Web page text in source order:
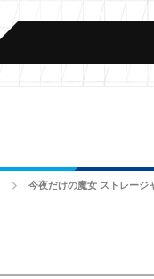
今夜だけの魔女 ストレージ